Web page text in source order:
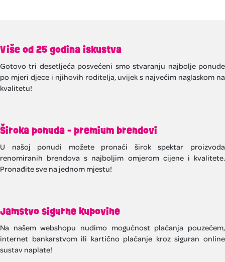
Više od 25 godina iskustva
Gotovo tri desetljeća posvećeni smo stvaranju najbolje ponude
po mjeri djece i njihovih roditelja, uvijek s najvećim naglaskom na
kvalitetu!
Široka ponuda - premium brendovi
U našoj ponudi možete pronaći širok spektar proizvoda
renomiranih brendova s najboljim omjerom cijene i kvalitete.
Pronađite sve na jednom mjestu!
Jamstvo sigurne kupovine
Na našem webshopu nudimo mogućnost plaćanja pouzećem,
internet bankarstvom ili kartično plaćanje kroz siguran online
sustav naplate!